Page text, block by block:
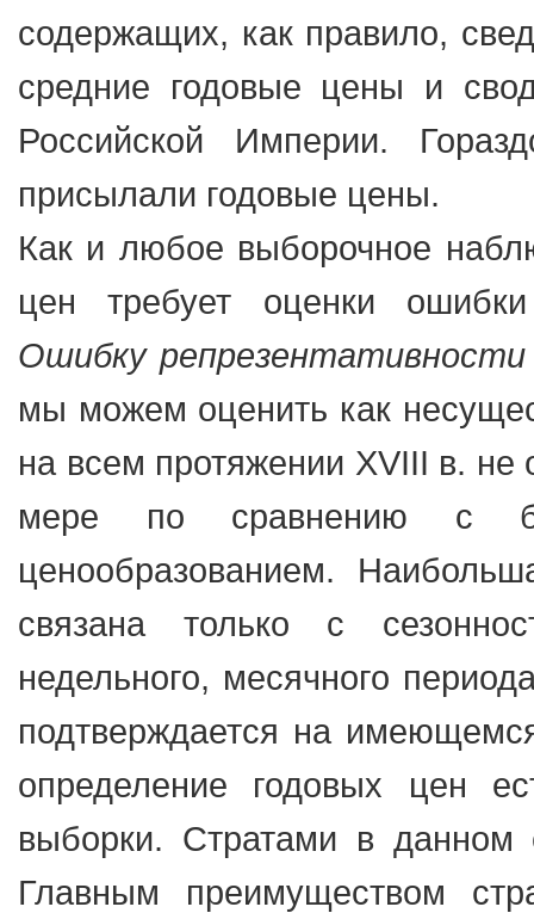
содержащих, как правило,
средние годовые цены и
Российской Империи.
присылали годовые цены.
Как и любое выборочное
цен требует оценки ошибки
Ошибку репрезентативности
мы можем оценить как
на всем протяжении XVIII в. не
мере по сравнению с
ценообразованием.
связана только с
недельного, месячного
подтверждается на
определение годовых цен
выборки. Стратами в данном
Главным преимуществом